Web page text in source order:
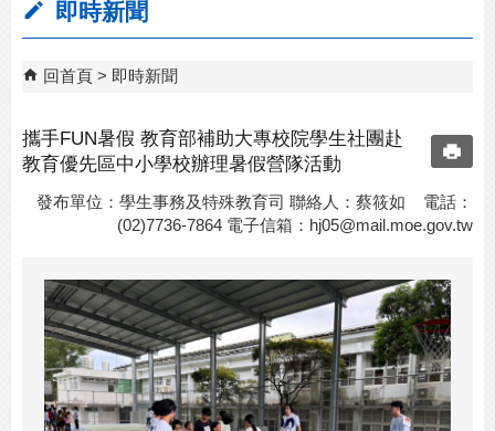
即時新聞
回首頁 即時新聞
攜手FUN暑假 教育部補助大專校院學生社團赴
教育優先區中小學校辦理暑假營隊活動
發布單位：學生事務及特殊教育司 聯絡人：蔡筱如 電話：
(02)7736-7864 電子信箱： hj05@mail.moe.gov.tw